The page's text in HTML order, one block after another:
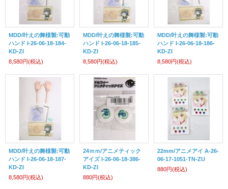
MDD/叶えの舞様製:可動
ハンド I-26-06-18-184-
KD-ZI
8,580円(税込)
MDD/叶えの舞様製:可動
ハンド I-26-06-18-185-
KD-ZI
8,580円(税込)
MDD/叶えの舞様製:可動
ハンド I-26-06-18-186-
KD-ZI
8,580円(税込)
MDD/叶えの舞様製:可動
ハンド I-26-06-18-187-
KD-ZI
8,580円(税込)
24ｍｍ/アニメティック
アイズ I-26-06-18-386-
KD-ZI
880円(税込)
22mm/アニメアイ A-26-
06-17-1051-TN-ZU
880円(税込)